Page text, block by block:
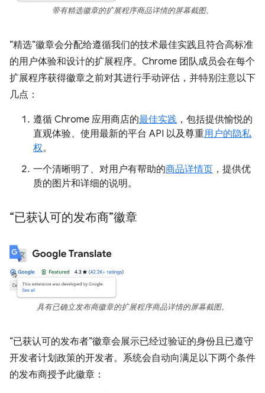
带有精选徽章的扩展程序商品详情的屏幕截图。
“精选”徽章会分配给遵循我们的技术最佳实践且符合高标准
的用户体验和设计的扩展程序。Chrome 团队成员会在每个
扩展程序获得徽章之前对其进行手动评估，并特别注意以下
几点：
遵循 Chrome 应用商店的最佳实践 ，包括提供愉悦的
直观体验、使用最新的平台 API 以及尊重用户的隐私
权。
一个清晰明了、对用户有帮助的商品详情页 ，提供优
质的图片和详细的说明。
“已获认可的发布商”徽章
具有已确立发布商徽章的扩展程序商品详情的屏幕截图。
“已获认可的发布者”徽章会展示已经过验证的身份且已遵守
开发者计划政策的开发者。系统会自动向满足以下两个条件
的发布商授予此徽章：